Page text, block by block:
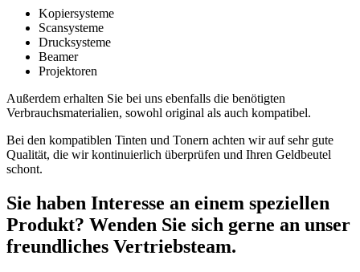
Kopiersysteme
Scansysteme
Drucksysteme
Beamer
Projektoren
Außerdem erhalten Sie bei uns ebenfalls die benötigten
Verbrauchsmaterialien, sowohl original als auch kompatibel.
Bei den kompatiblen Tinten und Tonern achten wir auf sehr gute
Qualität, die wir kontinuierlich überprüfen und Ihren Geldbeutel
schont.
Sie haben Interesse an einem speziellen
Produkt? Wenden Sie sich gerne an unser
freundliches Vertriebsteam.